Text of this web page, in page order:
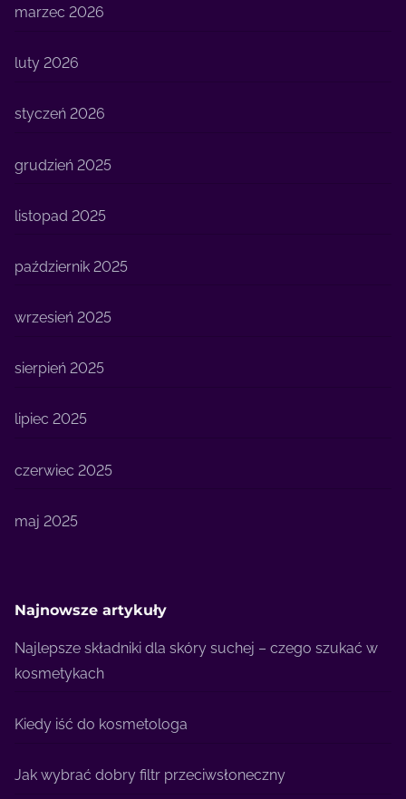
marzec 2026
luty 2026
styczeń 2026
grudzień 2025
listopad 2025
październik 2025
wrzesień 2025
sierpień 2025
lipiec 2025
czerwiec 2025
maj 2025
Najnowsze artykuły
Najlepsze składniki dla skóry suchej – czego szukać w
kosmetykach
Kiedy iść do kosmetologa
Jak wybrać dobry filtr przeciwsłoneczny